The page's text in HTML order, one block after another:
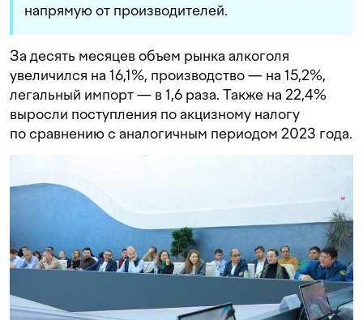
напрямую от производителей.
За десять месяцев объем рынка алкоголя
увеличился на 16,1%, производство — на 15,2%,
легальный импорт — в 1,6 раза. Также на 22,4%
выросли поступления по акцизному налогу
по сравнению с аналогичным периодом 2023 года.